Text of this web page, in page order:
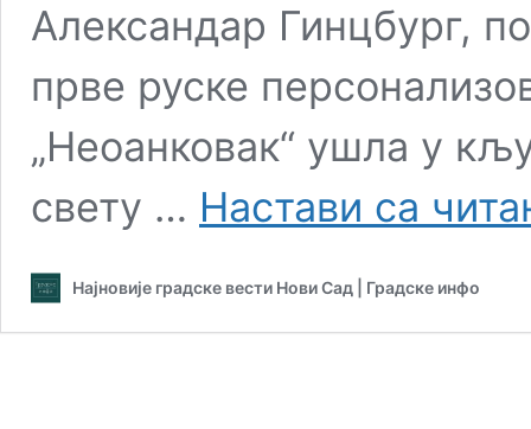
Александар Гинцбург,
прве руске
„Неоанковак“ ушла у
свету … Настави са
Најновије градске вести Нови Сад | Градске инфо